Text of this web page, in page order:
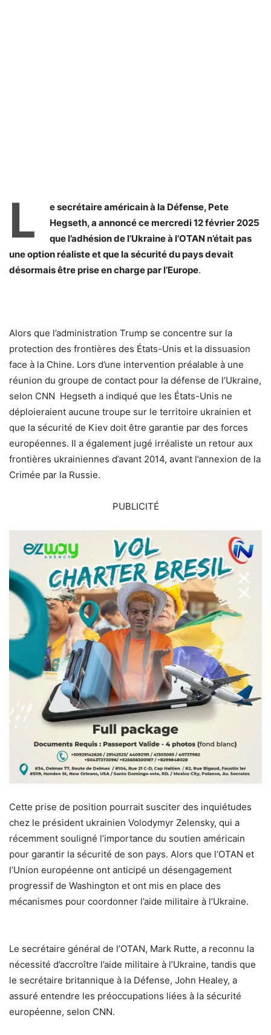
L
e secrétaire américain à la Défense, Pete
Hegseth, a annoncé ce mercredi 12 février 2025
que l’adhésion de l’Ukraine à l’OTAN n’était pas
une option réaliste et que la sécurité du pays devait
désormais être prise en charge par l’Europe.
Alors que l’administration Trump se concentre sur la
protection des frontières des États-Unis et la dissuasion
face à la Chine. Lors d’une intervention préalable à une
réunion du groupe de contact pour la défense de l’Ukraine,
selon CNN Hegseth a indiqué que les États-Unis ne
déploieraient aucune troupe sur le territoire ukrainien et
que la sécurité de Kiev doit être garantie par des forces
européennes. Il a également jugé irréaliste un retour aux
frontières ukrainiennes d’avant 2014, avant l’annexion de la
Crimée par la Russie.
PUBLICITÉ
Cette prise de position pourrait susciter des inquiétudes
chez le président ukrainien Volodymyr Zelensky, qui a
récemment souligné l’importance du soutien américain
pour garantir la sécurité de son pays. Alors que l’OTAN et
l’Union européenne ont anticipé un désengagement
progressif de Washington et ont mis en place des
mécanismes pour coordonner l’aide militaire à l’Ukraine.
Le secrétaire général de l’OTAN, Mark Rutte, a reconnu la
nécessité d’accroître l’aide militaire à l’Ukraine, tandis que
le secrétaire britannique à la Défense, John Healey, a
assuré entendre les préoccupations liées à la sécurité
européenne, selon CNN.